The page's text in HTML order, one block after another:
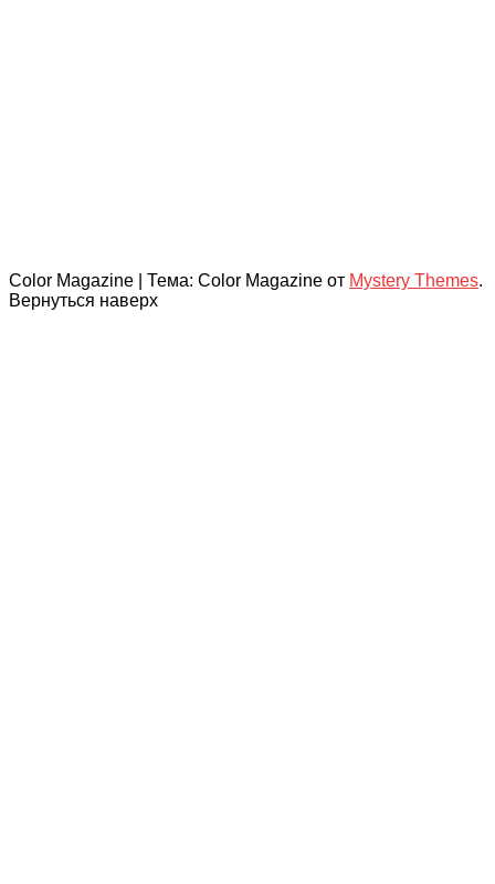
Color Magazine Тема: Color Magazine от Mystery Themes.
Вернуться наверх